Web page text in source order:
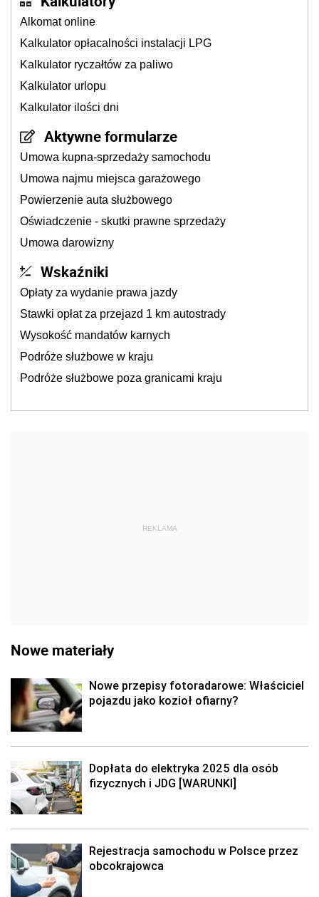
Alkomat online
Kalkulator opłacalności instalacji LPG
Kalkulator ryczałtów za paliwo
Kalkulator urlopu
Kalkulator ilości dni
Aktywne formularze
Umowa kupna-sprzedaży samochodu
Umowa najmu miejsca garażowego
Powierzenie auta służbowego
Oświadczenie - skutki prawne sprzedaży
Umowa darowizny
Wskaźniki
Opłaty za wydanie prawa jazdy
Stawki opłat za przejazd 1 km autostrady
Wysokość mandatów karnych
Podróże służbowe w kraju
Podróże służbowe poza granicami kraju
REKLAMA
Nowe materiały
Nowe przepisy fotoradarowe: Właściciel
pojazdu jako kozioł ofiarny?
Dopłata do elektryka 2025 dla osób
fizycznych i JDG [WARUNKI]
Rejestracja samochodu w Polsce przez
obcokrajowca